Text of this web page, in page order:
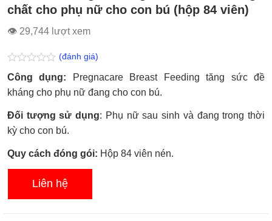
chất cho phụ nữ cho con bú (hộp 84 viên)
👁 29,744 lượt xem
Được
xếp
hạng
5
sao
(đánh giá)
Công dụng: Pregnacare Breast Feeding tăng sức đề
kháng cho phụ nữ đang cho con bú.
Đối tượng sử dụng: Phụ nữ sau sinh và đang trong thời
kỳ cho con bú.
Quy cách đóng gói: Hộp 84 viên nén.
Liên hệ